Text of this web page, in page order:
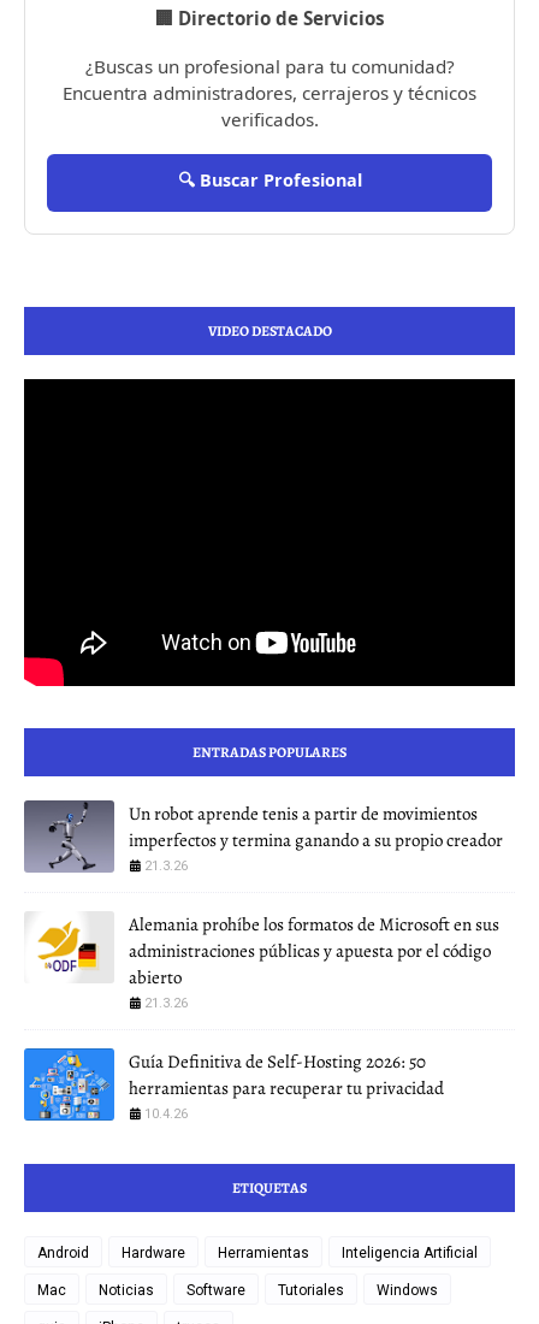
🏢 Directorio de Servicios
¿Buscas un profesional para tu comunidad?
Encuentra administradores, cerrajeros y técnicos
verificados.
🔍 Buscar Profesional
VIDEO DESTACADO
ENTRADAS POPULARES
Un robot aprende tenis a partir de movimientos
imperfectos y termina ganando a su propio creador
21.3.26
Alemania prohíbe los formatos de Microsoft en sus
administraciones públicas y apuesta por el código
abierto
21.3.26
Guía Definitiva de Self-Hosting 2026: 50
herramientas para recuperar tu privacidad
10.4.26
ETIQUETAS
Android Hardware Herramientas Inteligencia Artificial
Mac Noticias Software Tutoriales Windows